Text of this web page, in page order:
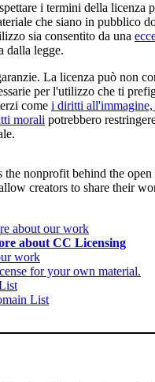
i termini della licenza
che siano in pubblico
sia consentito da una
dalla legge.
La licenza può non
per l'utilizzo che ti
come i diritti all'immagine,
morali potrebbero
the nonprofit behind the open
creators to share their
about our work
about CC Licensing
work
for your own material.
List